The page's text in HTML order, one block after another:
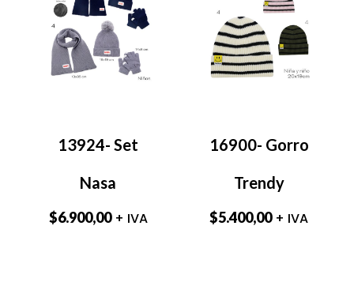
13924- Set
Nasa
$6.900,00 + IVA
16900- Gorro
Trendy
$5.400,00 + IVA